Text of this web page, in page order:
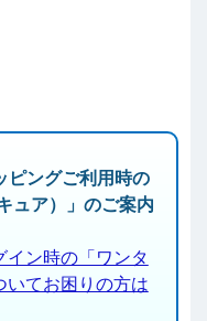
ピングご利用時の
ュア）」のご案内
イン時の「ワンタ
いてお困りの方は